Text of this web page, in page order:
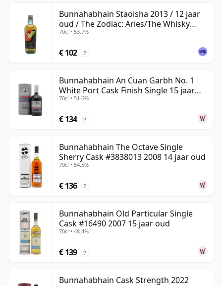
Bunnahabhain Staoisha 2013 / 12 jaar
oud / The Zodiac: Aries/The Whisky
Exchange
70cl • 53.7%
€ 102 ?
Bunnahabhain An Cuan Garbh No. 1
White Port Cask Finish Single 15 jaar
oud
70cl • 51.6%
€ 134 ?
Bunnahabhain The Octave Single
Sherry Cask #3838013 2008 14 jaar oud
70cl • 54.5%
€ 136 ?
Bunnahabhain Old Particular Single
Cask #16490 2007 15 jaar oud
70cl • 48.4%
€ 139 ?
Bunnahabhain Cask Strength 2022